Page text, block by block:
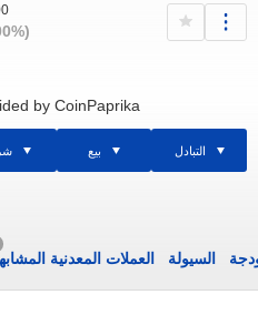
by CoinPaprika
بيع التبادل
العملات المعدنية السيولة